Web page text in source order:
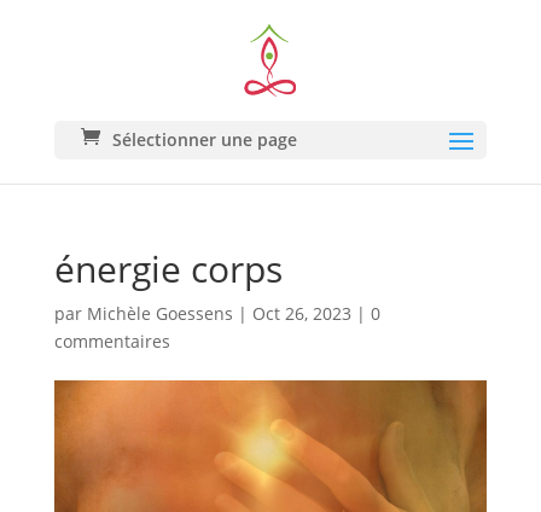
Sélectionner une page
énergie corps
par Michèle Goessens | Oct 26, 2023 | 0
commentaires